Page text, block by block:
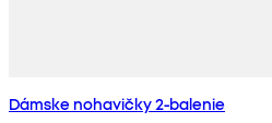
Dámske nohavičky 2-balenie